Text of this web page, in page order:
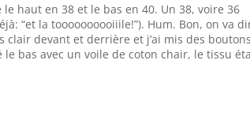
le haut en 38 et le bas en 40. Un 38, voire 36
“et la toooooooooiiile!”). Hum. Bon, on va
clair devant et derrière et j’ai mis des
le bas avec un voile de coton chair, le tissu